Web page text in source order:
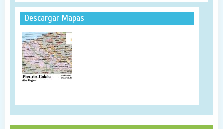
Descargar Mapas